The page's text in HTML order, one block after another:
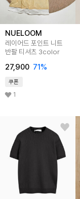
NUELOOM
레이어드 포인트 니트
반팔 티셔츠 3color
27,900 71%
쿠폰
1